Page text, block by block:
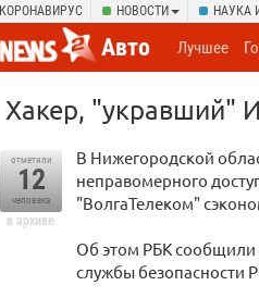
КОРОНАВИРУС НОВОСТИ НАУКА
Авто Лучшее
Хакер, "укравший"
отметили
12
человека
в архиве
В Нижегородской
неправомерного
"ВолгаТелеком"
Об этом РБК сообщили
службы безопасности